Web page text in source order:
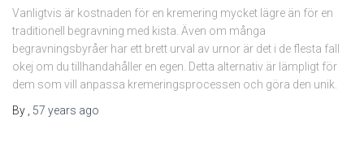
Vanligtvis är kostnaden för en kremering mycket lägre än för en
traditionell begravning med kista. Även om många
begravningsbyråer har ett brett urval av urnor är det i de flesta fall
okej om du tillhandahåller en egen. Detta alternativ är lämpligt för
dem som vill anpassa kremeringsprocessen och göra den unik.
By
57 years ago